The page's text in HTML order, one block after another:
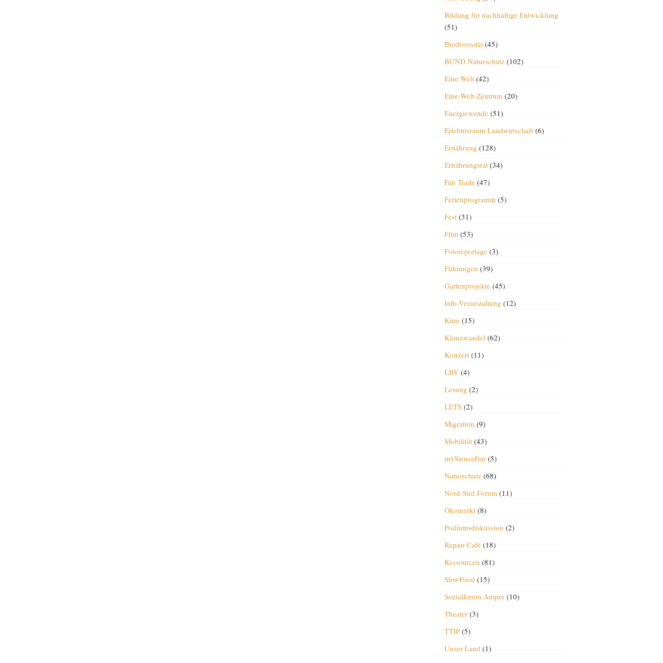
Bildung für nachhaltige Entwicklung
(51)
Biodiversität(45)
BUND Naturschutz(102)
Eine Welt(42)
Eine-Welt-Zentrum(20)
Energiewende(51)
Erlebnisraum Landwirtschaft(6)
Ernährung (128)
Ernährungsrat(34)
Fair Trade(47)
Ferienprogramm(5)
Fest(31)
Film(53)
Fotoreportage(3)
Führungen (39)
Gartenprojekte(45)
Info-Veranstaltung (12)
Kino (15)
Klimawandel(62)
Konzert(11)
LBV(4)
Lesung (2)
LETS(2)
Migration (9)
Mobilität(43)
mySienceFair(5)
Naturschutz(68)
Nord-Süd-Forum(11)
Ökomarkt(8)
Podiumsdiskussion (2)
Repair-Café(18)
Ressourcen (81)
SlowFood (15)
Sozialforum Amper(10)
Theater(3)
TTIP(5)
Unser Land (1)